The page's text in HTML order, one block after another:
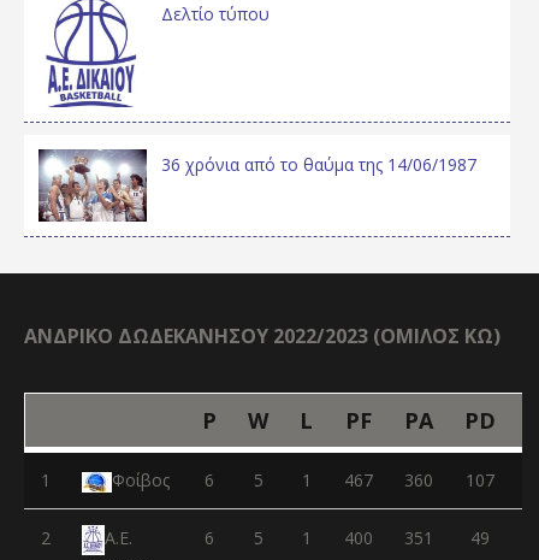
Δελτίο τύπου
36 χρόνια από το θαύμα της 14/06/1987
ΑΝΔΡΙΚΟ ΔΩΔΕΚΑΝΗΣΟΥ 2022/2023 (ΟΜΙΛΟΣ ΚΩ)
P W L PF PA PD
1 Φοίβος 6 5 1 467 360 107
2
Α.Ε.
6 5 1 400 351 49